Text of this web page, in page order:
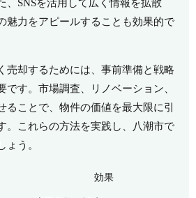
、SNSを活用して広く情報を拡散
魅力をアピールすることも効果的で
売却するためには、事前準備と戦略
です。市場調査、リノベーション、
ることで、物件の価値を最大限に引
。これらの方法を実践し、八潮市で
ょう。
効果